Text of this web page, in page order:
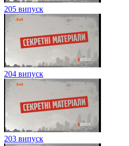
205 випуск
204 випуск
203 випуск